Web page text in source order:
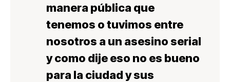
manera pública que
tenemos o tuvimos entre
nosotros a un asesino serial
y como dije eso no es bueno
para la ciudad y sus